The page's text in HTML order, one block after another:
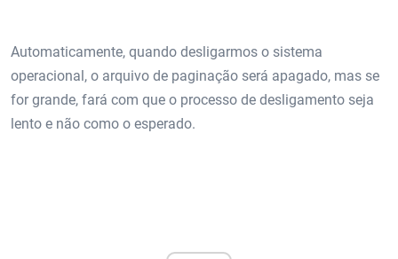
Automaticamente, quando desligarmos o sistema
operacional, o arquivo de paginação será apagado, mas se
for grande, fará com que o processo de desligamento seja
lento e não como o esperado.